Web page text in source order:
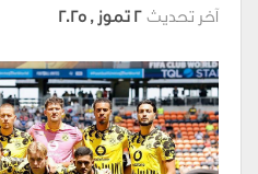
آخر تحديث2 تموز , 2025